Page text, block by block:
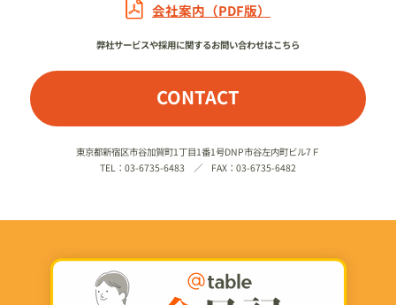
会社案内（PDF版）
弊社サービスや採用に関するお問い合わせはこちら
CONTACT
東京都新宿区市谷加賀町1丁目1番1号DNP市谷左内町ビル7Ｆ
TEL：03-6735-6483 ／ FAX：03-6735-6482